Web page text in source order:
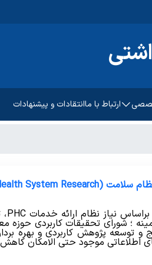
بهبود تغذیه جامعه
بهداشت دهان و دندان
باروری مادر
ادغام یافته دیابت
ارتباط با ماانتقادات و پیشنهادات
سلامت (System Research
نیاز نظام ارائه خدماتPHC
؛ شورای تحقیقات کاربردی
توسعه پژوهش کاربردی و بهره
موجود حتی الامکان کاهش